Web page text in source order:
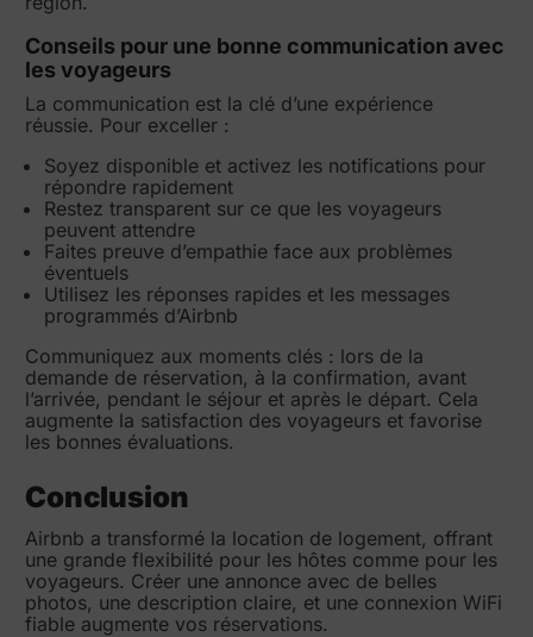
Conseils pour une bonne communication avec
les voyageurs
La communication est la clé d’une expérience
réussie. Pour exceller :
Soyez disponible et activez les notifications pour
répondre rapidement
Restez transparent sur ce que les voyageurs
peuvent attendre
Faites preuve d’empathie face aux problèmes
éventuels
Utilisez les réponses rapides et les messages
programmés d’Airbnb
Communiquez aux moments clés : lors de la
demande de réservation, à la confirmation, avant
l’arrivée, pendant le séjour et après le départ. Cela
augmente la satisfaction des voyageurs et favorise
les bonnes évaluations.
Conclusion
Airbnb a transformé la location de logement, offrant
une grande flexibilité pour les hôtes comme pour les
voyageurs. Créer une annonce avec de belles
photos, une description claire, et une connexion WiFi
fiable augmente vos réservations.